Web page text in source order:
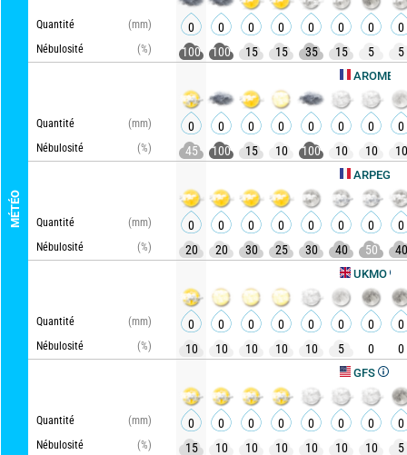
MÉTÉO
Quantité
(mm)
Nébulosité
(%)
AROME HD
Quantité
(mm)
Nébulosité
(%)
ARPEGE
Quantité
(mm)
Nébulosité
(%)
UKMO
Quantité
(mm)
Nébulosité
(%)
Quantité
(mm)
Nébulosité
(%)
0 0 0 0 0 0 0
0
100
100 15 15 35 15 5 5
0 0 0 0 0 0 0
0
45
100 15 10 100 10 10 10
0 0 0 0 0 0 0
0
20
20 30 25 30 40 50 40
0 0 0 0 0 0 0
0
10
10 10 10 10 5 0 0
0 0 0 0 0 0 0
0
15
10 10 10 10 10 10 5